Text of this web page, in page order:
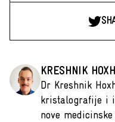
KRESHNIK
Dr Kreshnik
kristalografije i
nove